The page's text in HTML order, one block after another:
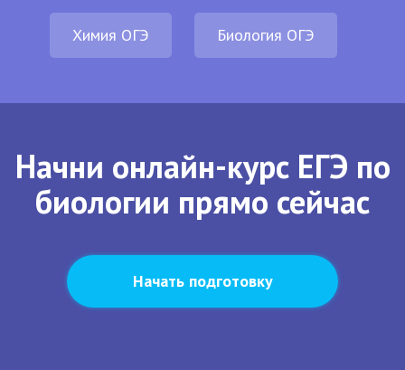
Химия ОГЭ Биология ОГЭ
Начни онлайн-курс ЕГЭ по
биологии прямо сейчас
Начать подготовку